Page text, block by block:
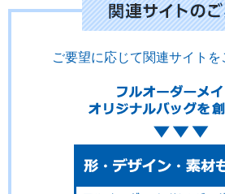
ご要望に応じて関連サイト